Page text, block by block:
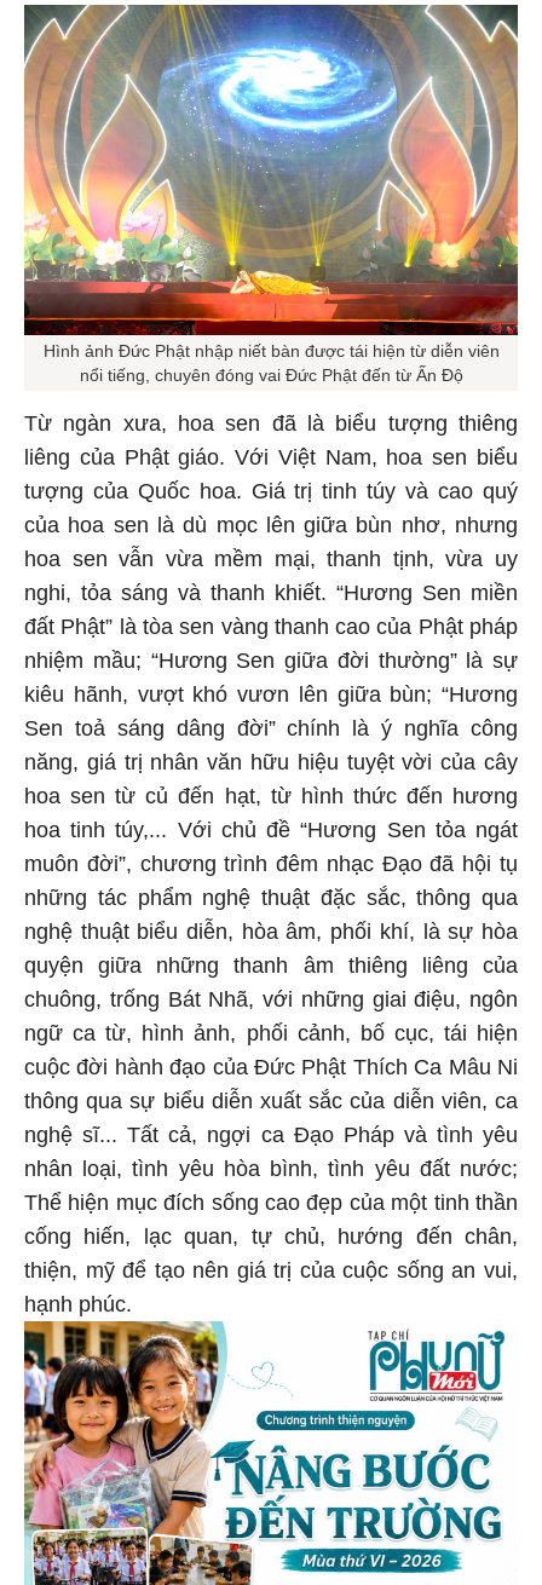
Hình ảnh Đức Phật nhập niết bàn được tái hiện từ diễn viên
nổi tiếng, chuyên đóng vai Đức Phật đến từ Ấn Độ
Từ ngàn xưa, hoa sen đã là biểu tượng thiêng
liêng của Phật giáo. Với Việt Nam, hoa sen biểu
tượng của Quốc hoa. Giá trị tinh túy và cao quý
của hoa sen là dù mọc lên giữa bùn nhơ, nhưng
hoa sen vẫn vừa mềm mại, thanh tịnh, vừa uy
nghi, tỏa sáng và thanh khiết. “Hương Sen miền
đất Phật” là tòa sen vàng thanh cao của Phật pháp
nhiệm mầu; “Hương Sen giữa đời thường” là sự
kiêu hãnh, vượt khó vươn lên giữa bùn; “Hương
Sen toả sáng dâng đời” chính là ý nghĩa công
năng, giá trị nhân văn hữu hiệu tuyệt vời của cây
hoa sen từ củ đến hạt, từ hình thức đến hương
hoa tinh túy,... Với chủ đề “Hương Sen tỏa ngát
muôn đời”, chương trình đêm nhạc Đạo đã hội tụ
những tác phẩm nghệ thuật đặc sắc, thông qua
nghệ thuật biểu diễn, hòa âm, phối khí, là sự hòa
quyện giữa những thanh âm thiêng liêng của
chuông, trống Bát Nhã, với những giai điệu, ngôn
ngữ ca từ, hình ảnh, phối cảnh, bố cục, tái hiện
cuộc đời hành đạo của Đức Phật Thích Ca Mâu Ni
thông qua sự biểu diễn xuất sắc của diễn viên, ca
nghệ sĩ... Tất cả, ngợi ca Đạo Pháp và tình yêu
nhân loại, tình yêu hòa bình, tình yêu đất nước;
Thể hiện mục đích sống cao đẹp của một tinh thần
cống hiến, lạc quan, tự chủ, hướng đến chân,
thiện, mỹ để tạo nên giá trị của cuộc sống an vui,
hạnh phúc.